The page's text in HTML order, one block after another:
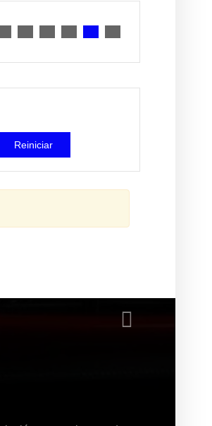
Reiniciar